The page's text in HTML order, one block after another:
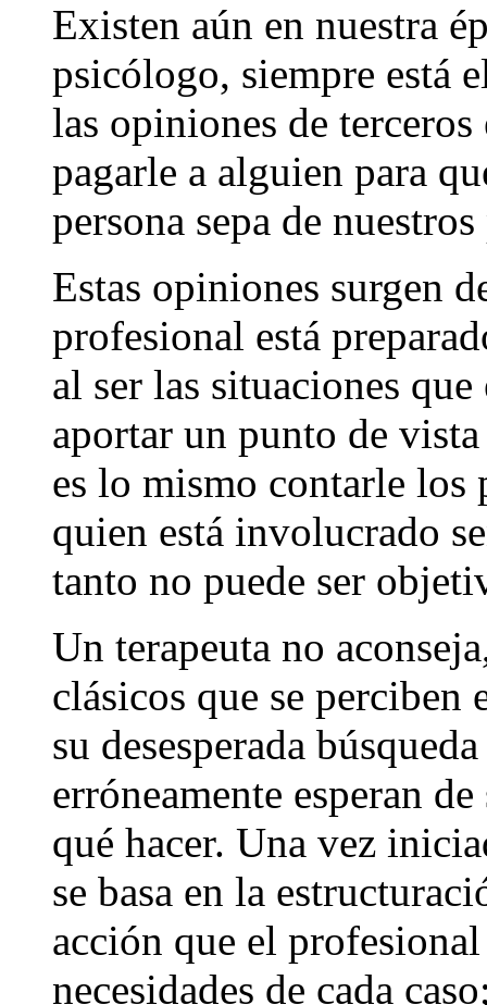
Existen aún en nuestra
psicólogo, siempre está
las opiniones de terceros
pagarle a alguien para
persona sepa de
Estas opiniones surgen
profesional está
al ser las situaciones
aportar un punto de
es lo mismo contarle
quien está involucrado
tanto no puede ser
Un terapeuta no
clásicos que se perciben
su desesperada
erróneamente esperan
qué hacer. Una vez
se basa en la
acción que el
necesidades de cada